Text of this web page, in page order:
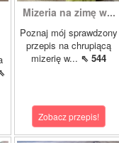
Mizeria na zimę w...
Poznaj mój sprawdzony
przepis na chrupiącą
mizerię w... ⇖ 544
Zobacz przepis!